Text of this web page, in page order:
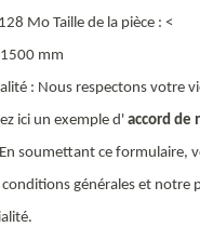
Mo Taille de la pièce : <
mm
: Nous respectons votre
ici un exemple d'accord de
soumettant ce formulaire,
conditions générales et notre